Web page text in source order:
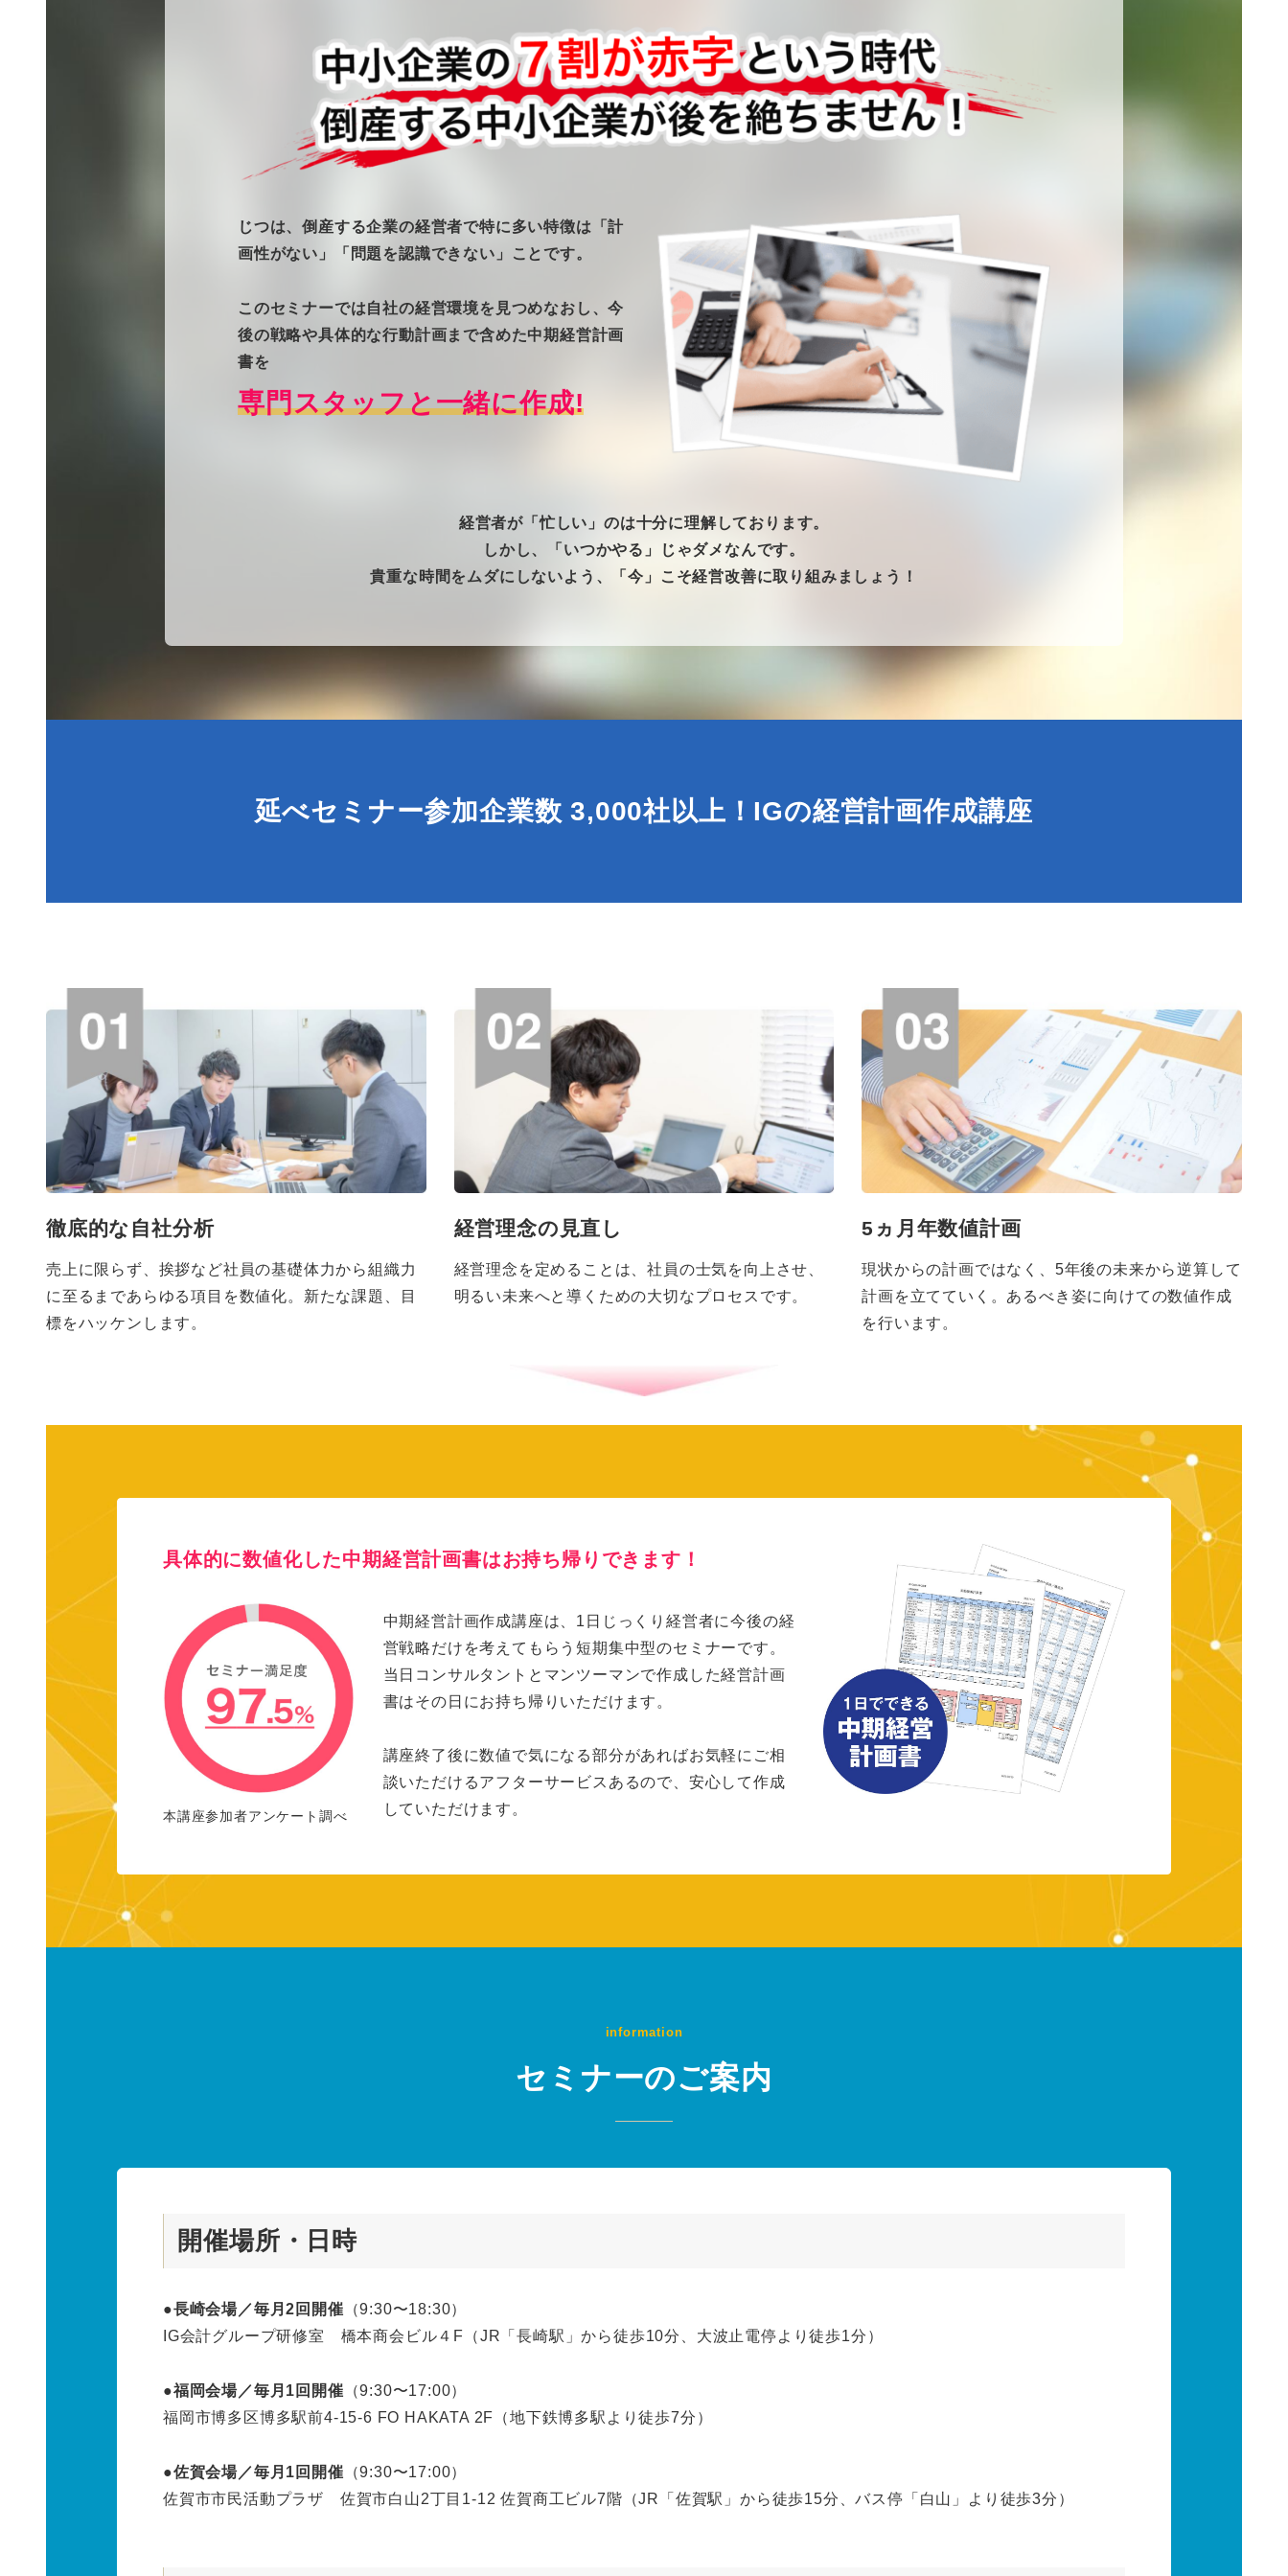
じつは、倒産する企業の経営者で特に多い特徴は「計
画性がない」「問題を認識できない」ことです。
このセミナーでは自社の経営環境を見つめなおし、今
後の戦略や具体的な行動計画まで含めた中期経営計画
書を
専門スタッフと一緒に作成!
経営者が「忙しい」のは十分に理解しております。
しかし、「いつかやる」じゃダメなんです。
貴重な時間をムダにしないよう、「今」こそ経営改善に取り組みましょう！
延べセミナー参加企業数 3,000社以上！IGの経営計画作成講座
徹底的な自社分析
売上に限らず、挨拶など社員の基礎体力から組織力
に至るまであらゆる項目を数値化。新たな課題、目
標をハッケンします。
経営理念の見直し
経営理念を定めることは、社員の士気を向上させ、
明るい未来へと導くための大切なプロセスです。
5ヵ月年数値計画
現状からの計画ではなく、5年後の未来から逆算して
計画を立てていく。あるべき姿に向けての数値作成
を行います。
具体的に数値化した中期経営計画書はお持ち帰りできます！
中期経営計画作成講座は、1日じっくり経営者に今後の経
営戦略だけを考えてもらう短期集中型のセミナーです。
当日コンサルタントとマンツーマンで作成した経営計画
書はその日にお持ち帰りいただけます。
講座終了後に数値で気になる部分があればお気軽にご相
談いただけるアフターサービスあるので、安心して作成
していただけます。
本講座参加者アンケート調べ
information
セミナーのご案内
開催場所・日時
●長崎会場／毎月2回開催 （9:30〜18:30）
IG会計グループ研修室 橋本商会ビル４F（JR「長崎駅」から徒歩10分、大波止電停より徒歩1分）
●福岡会場／毎月1回開催 （9:30〜17:00）
福岡市博多区博多駅前4-15-6 FO HAKATA 2F（地下鉄博多駅より徒歩7分）
●佐賀会場／毎月1回開催 （9:30〜17:00）
佐賀市市民活動プラザ 佐賀市白山2丁目1-12 佐賀商工ビル7階（JR「佐賀駅」から徒歩15分、バス停「白山」より徒歩3分）